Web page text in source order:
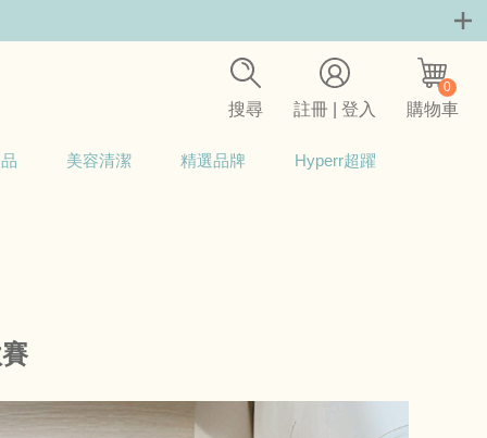
搜尋 註冊 | 登入
0
購物車
美容清潔 精選品牌 Hyperr超躍